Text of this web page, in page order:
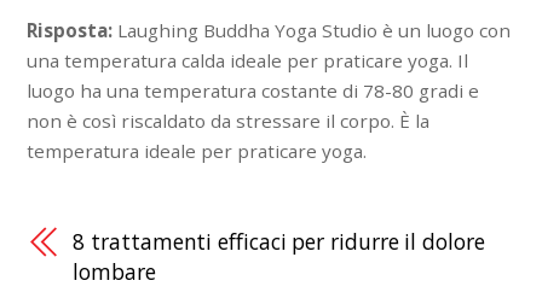
Risposta: Laughing Buddha Yoga Studio è un luogo con
una temperatura calda ideale per praticare yoga. Il
luogo ha una temperatura costante di 78-80 gradi e
non è così riscaldato da stressare il corpo. È la
temperatura ideale per praticare yoga.
8 trattamenti efficaci per ridurre il dolore
lombare